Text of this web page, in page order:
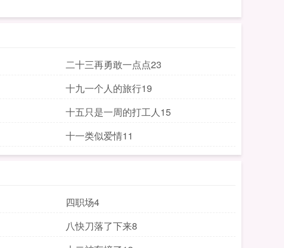
二十三再勇敢一点点23
十九一个人的旅行19
十五只是一周的打工人15
十一类似爱情11
四职场4
八快刀落了下来8